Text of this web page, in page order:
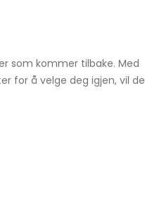
som kommer tilbake. Med
for å velge deg igjen, vil de